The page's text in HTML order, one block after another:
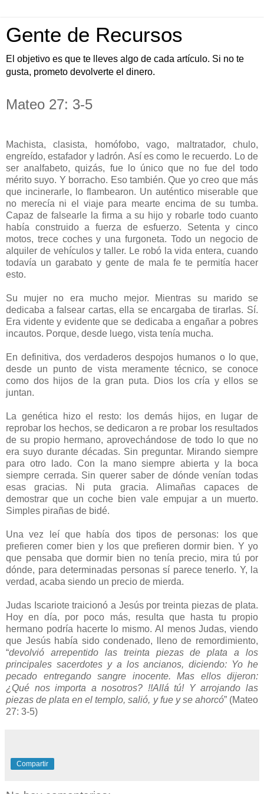
Gente de Recursos
El objetivo es que te lleves algo de cada artículo. Si no te
gusta, prometo devolverte el dinero.
Mateo 27: 3-5
Machista, clasista, homófobo, vago, maltratador, chulo,
engreído, estafador y ladrón. Así es como le recuerdo. Lo de
ser analfabeto, quizás, fue lo único que no fue del todo
mérito suyo. Y borracho. Eso también. Que yo creo que más
que incinerarle, lo flambearon. Un auténtico miserable que
no merecía ni el viaje para mearte encima de su tumba.
Capaz de falsearle la firma a su hijo y robarle todo cuanto
había construido a fuerza de esfuerzo. Setenta y cinco
motos, trece coches y una furgoneta. Todo un negocio de
alquiler de vehículos y taller. Le robó la vida entera, cuando
todavía un garabato y gente de mala fe te permitía hacer
esto.
Su mujer no era mucho mejor. Mientras su marido se
dedicaba a falsear cartas, ella se encargaba de tirarlas. Sí.
Era vidente y evidente que se dedicaba a engañar a pobres
incautos. Porque, desde luego, vista tenía mucha.
En definitiva, dos verdaderos despojos humanos o lo que,
desde un punto de vista meramente técnico, se conoce
como dos hijos de la gran puta. Dios los cría y ellos se
juntan.
La genética hizo el resto: los demás hijos, en lugar de
reprobar los hechos, se dedicaron a re probar los resultados
de su propio hermano, aprovechándose de todo lo que no
era suyo durante décadas. Sin preguntar. Mirando siempre
para otro lado. Con la mano siempre abierta y la boca
siempre cerrada. Sin querer saber de dónde venían todas
esas gracias. Ni puta gracia. Alimañas capaces de
demostrar que un coche bien vale empujar a un muerto.
Simples pirañas de bidé.
Una vez leí que había dos tipos de personas: los que
prefieren comer bien y los que prefieren dormir bien. Y yo
que pensaba que dormir bien no tenía precio, mira tú por
dónde, para determinadas personas sí parece tenerlo. Y, la
verdad, acaba siendo un precio de mierda.
Judas Iscariote traicionó a Jesús por treinta piezas de plata.
Hoy en día, por poco más, resulta que hasta tu propio
hermano podría hacerte lo mismo. Al menos Judas, viendo
que Jesús había sido condenado, lleno de remordimiento,
“devolvió arrepentido las treinta piezas de plata a los
principales sacerdotes y a los ancianos, diciendo: Yo he
pecado entregando sangre inocente. Mas ellos dijeron:
¿Qué nos importa a nosotros? !!Allá tú! Y arrojando las
piezas de plata en el templo, salió, y fue y se ahorcó” (Mateo
27: 3-5)
Compartir